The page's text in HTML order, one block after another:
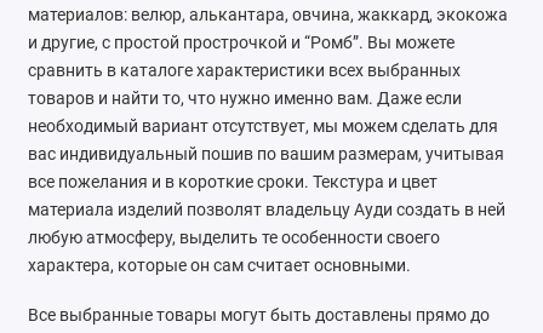
Tenet
Tesla
Toyota
Volkswagen
Volvo
Xcite
материалов: велюр, алькантара, овчина, жаккард, экокожа
и другие, с простой прострочкой и “Ромб”. Вы можете
сравнить в каталоге характеристики всех выбранных
товаров и найти то, что нужно именно вам. Даже если
необходимый вариант отсутствует, мы можем сделать для
вас индивидуальный пошив по вашим размерам, учитывая
все пожелания и в короткие сроки. Текстура и цвет
материала изделий позволят владельцу Ауди создать в ней
любую атмосферу, выделить те особенности своего
характера, которые он сам считает основными.
Все выбранные товары могут быть доставлены прямо до